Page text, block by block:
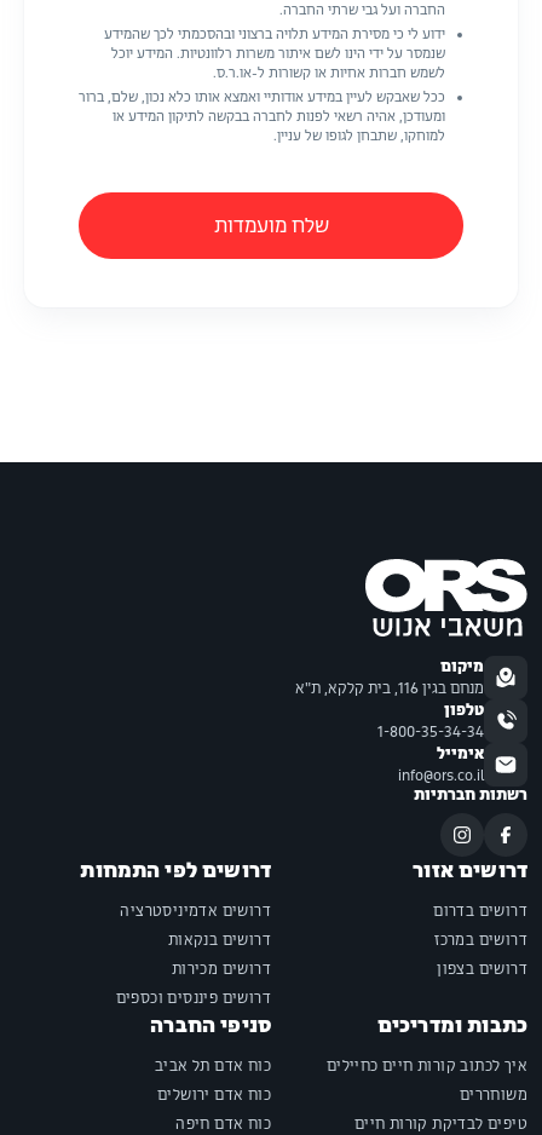
החברה ועל גבי שרתי החברה.
ידוע לי כי מסירת המידע תלויה ברצוני ובהסכמתי לכך שהמידע
שנמסר על ידי הינו לשם איתור משרות רלוונטיות. המידע יוכל
לשמש חברות אחיות או קשורות ל-או.ר.ס.
ככל שאבקש לעיין במידע אודותיי ואמצא אותו כלא נכון, שלם, ברור
ומעודכן, אהיה רשאי לפנות לחברה בבקשה לתיקון המידע או
למוחקו, שתבחן לגופו של עניין.
שלח מועמדות
מיקום
מנחם בגין 116, בית קלקא, ת"א
טלפון
1-800-35-34-34
אימייל
info@ors.co.il
רשתות חברתיות
דרושים אזור
דרושים בדרום
דרושים במרכז
דרושים בצפון
דרושים לפי התמחות
דרושים אדמיניסטרציה
דרושים בנקאות
דרושים מכירות
דרושים פיננסים וכספים
כתבות ומדריכים
איך לכתוב קורות חיים כחיילים
משוחררים
טיפים לבדיקת קורות חיים
סניפי החברה
כוח אדם תל אביב
כוח אדם ירושלים
כוח אדם חיפה